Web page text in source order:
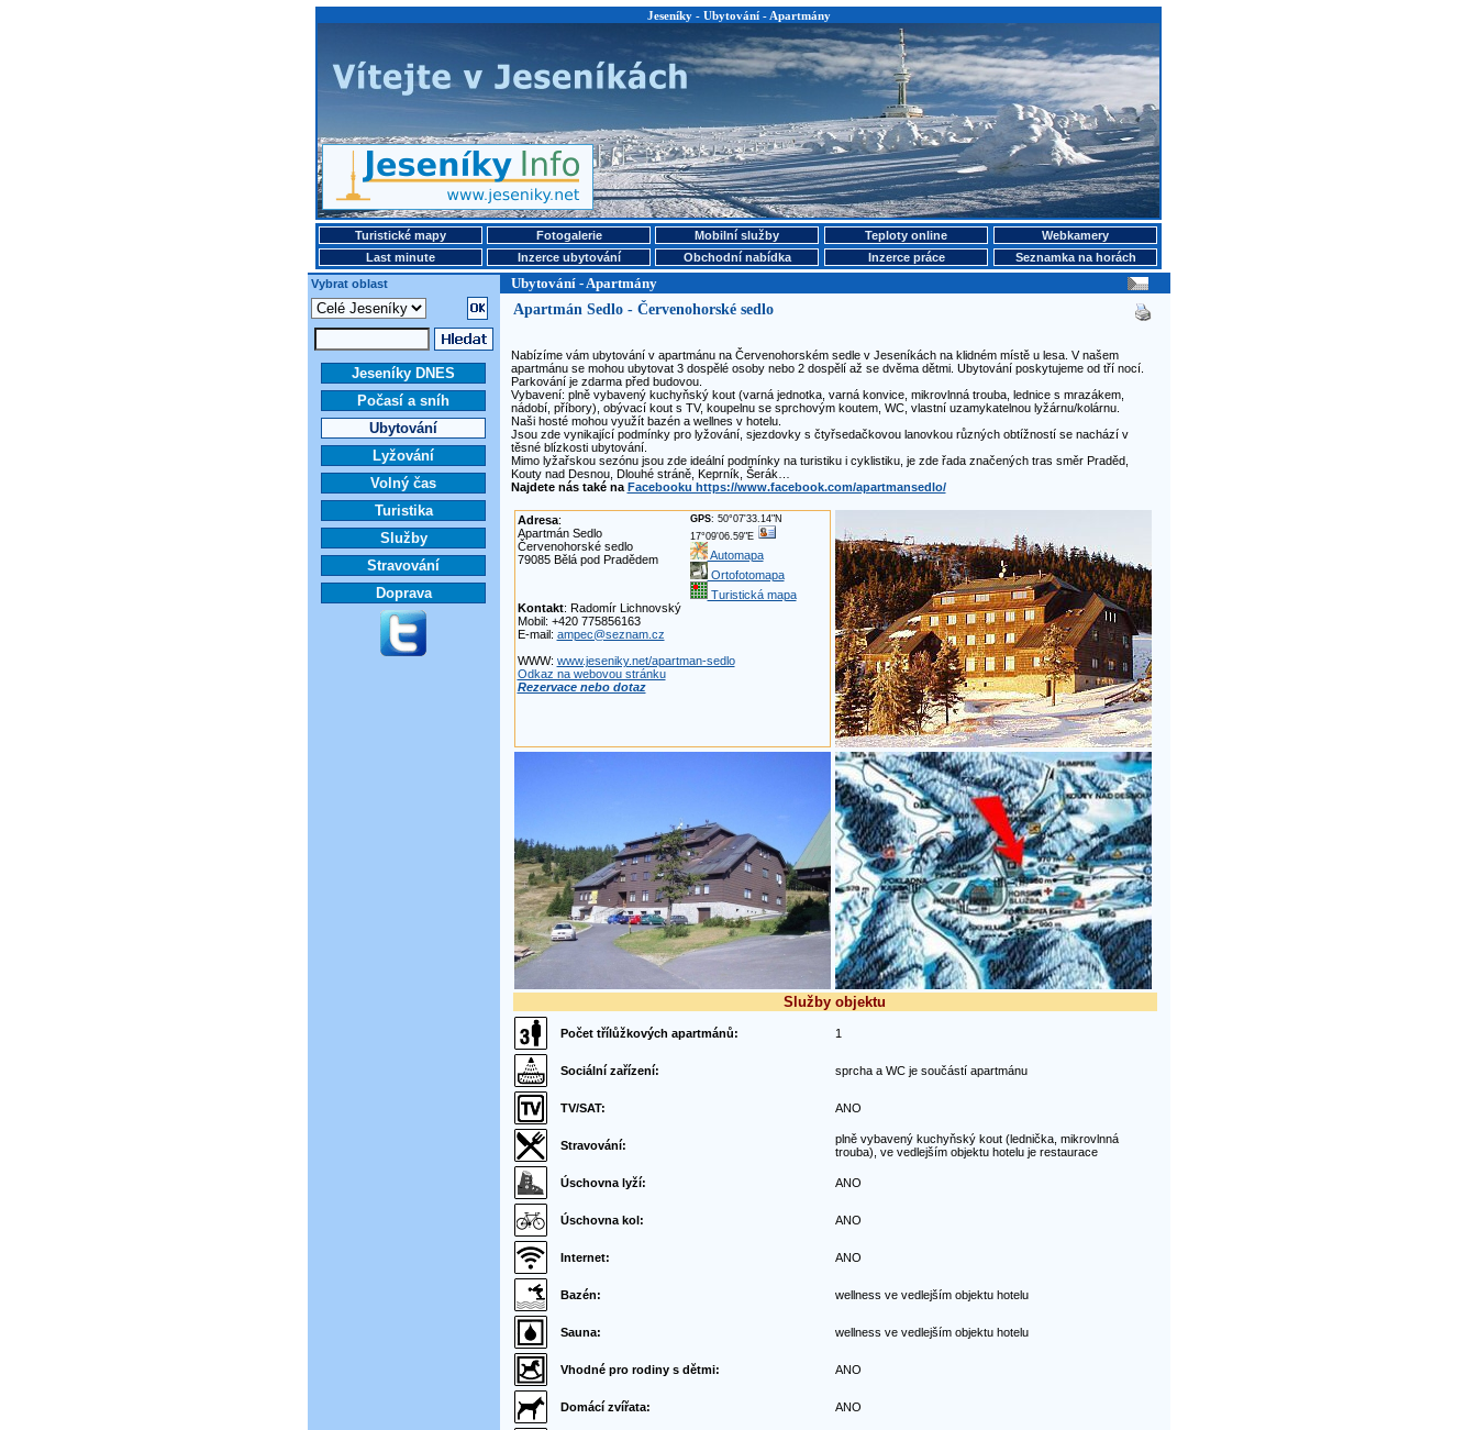
Jeseníky - Ubytování - Apartmány
Turistické mapy Fotogalerie Mobilní služby Teploty online
Webkamery
Last minute
Inzerce ubytování Obchodní nabídka Inzerce práce
Seznamka na horách
Vybrat oblast
Ubytování - Apartmány
Jeseníky DNES
Počasí a sníh
Ubytování
Lyžování
Volný čas
Turistika
Služby
Stravování
Doprava
Apartmán Sedlo - Červenohorské sedlo
Nabízíme vám ubytování v apartmánu na Červenohorském sedle v Jeseníkách na klidném místě u lesa. V našem
apartmánu se mohou ubytovat 3 dospělé osoby nebo 2 dospělí až se dvěma dětmi. Ubytování poskytujeme od tří nocí.
Parkování je zdarma před budovou.
Vybavení: plně vybavený kuchyňský kout (varná jednotka, varná konvice, mikrovlnná trouba, lednice s mrazákem,
nádobí, příbory), obývací kout s TV, koupelnu se sprchovým koutem, WC, vlastní uzamykatelnou lyžárnu/kolárnu.
Naši hosté mohou využít bazén a wellnes v hotelu.
Jsou zde vynikající podmínky pro lyžování, sjezdovky s čtyřsedačkovou lanovkou různých obtížností se nachází v
těsné blízkosti ubytování.
Mimo lyžařskou sezónu jsou zde ideální podmínky na turistiku i cyklistiku, je zde řada značených tras směr Praděd,
Kouty nad Desnou, Dlouhé stráně, Keprník, Šerák…
Najdete nás také na Facebooku https://www.facebook.com/apartmansedlo/
Adresa:
Apartmán Sedlo
Červenohorské sedlo
79085 Bělá pod Pradědem
GPS: 50°07'33.14"N
17°09'06.59"E
Automapa
Ortofotomapa
Turistická mapa
Kontakt: Radomír Lichnovský
Mobil: +420 775856163
E-mail: ampec@seznam.cz
WWW: www.jeseniky.net/apartman-sedlo
Odkaz na webovou stránku
Rezervace nebo dotaz
Služby objektu
Počet třílůžkových apartmánů: 1
Sociální zařízení: sprcha a WC je součástí apartmánu
TV/SAT: ANO
Stravování:
plně vybavený kuchyňský kout (lednička, mikrovlnná
trouba), ve vedlejším objektu hotelu je restaurace
Úschovna lyží: ANO
Úschovna kol: ANO
Internet: ANO
Bazén: wellness ve vedlejším objektu hotelu
Sauna: wellness ve vedlejším objektu hotelu
Vhodné pro rodiny s dětmi: ANO
Domácí zvířata: ANO